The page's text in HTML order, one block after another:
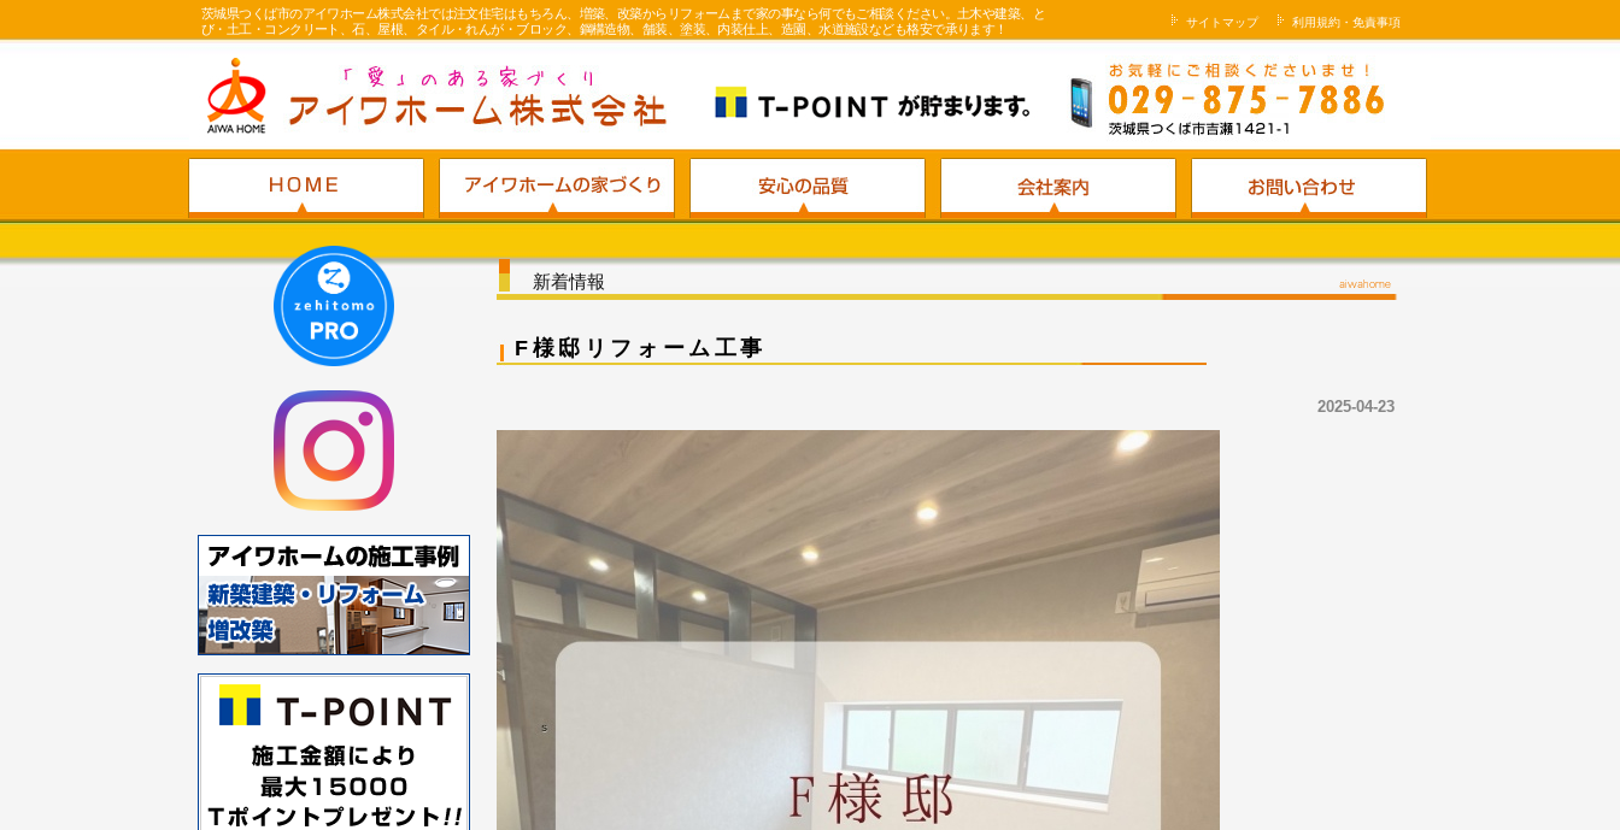
茨城県つくば市のアイワホーム株式会社では注文住宅はもちろん、増築、改築からリフォームまで家の事なら何でもご相談ください。土木や建築、と
び・土工・コンクリート、石、屋根、タイル・れんが・ブロック、鋼構造物、舗装、塗装、内装仕上、造園、水道施設なども格安で承ります！
利用規約・免責事項
サイトマップ
新着情報
F様邸リフォーム工事
2025-04-23